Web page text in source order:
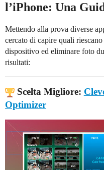
l’iPhone: Una
Mettendo alla prova diverse
cercato di capire quali
dispositivo ed eliminare foto
risultati:
Scelta Migliore:
Optimizer